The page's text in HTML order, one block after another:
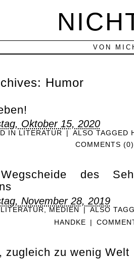
VON
Humor
Oktober 15, 2020
IN LITERATUR | ALSO TAGGED
COMMENTS (0)
des
November 28, 2019
LITERATUR, MEDIEN |
ALSO
HANDKE
|
zugleich zu wenig Welt